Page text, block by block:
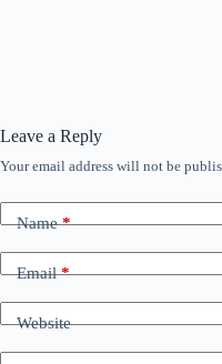
Leave a Reply
Your email address will not be
Name*
Email*
Website